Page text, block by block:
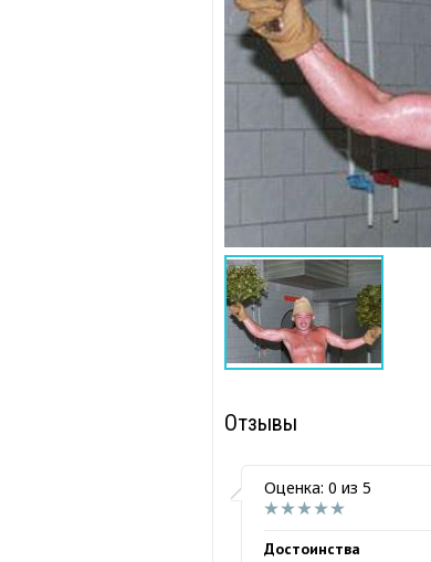
Отзывы
Оценка: 0 из 5
Достоинства